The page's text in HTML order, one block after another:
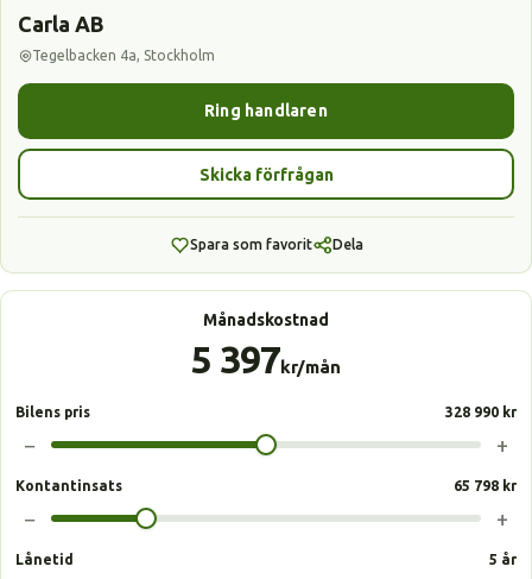
Carla AB
Tegelbacken 4a, Stockholm
Ring handlaren
Skicka förfrågan
Spara som favorit Dela
Månadskostnad
5 397kr/mån
Bilens pris 328 990 kr
− +
Kontantinsats 65 798 kr
− +
Lånetid 5 år